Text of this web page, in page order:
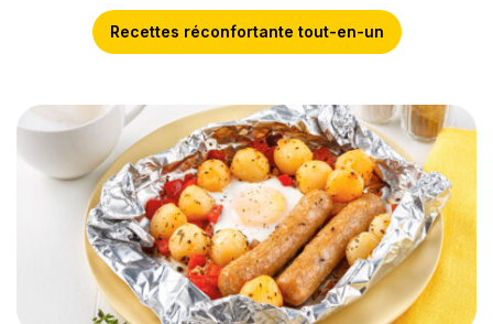
Recettes réconfortante tout-en-un